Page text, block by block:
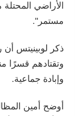
الأراضي
مستمر".
ذكر لوبينيتس أن
وإبادة جماعية.
أوضح أمين